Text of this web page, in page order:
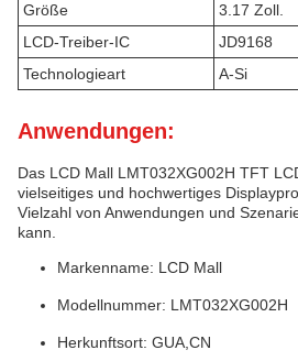
Größe
3.17 Zoll.
LCD-Treiber-IC
JD9168
Technologieart
A-Si
Anwendungen:
Das LCD Mall LMT032XG002H TFT
vielseitiges und hochwertiges
Vielzahl von Anwendungen und
kann.
Markenname: LCD Mall
Modellnummer: LMT032XG002H
Herkunftsort: GUA,CN